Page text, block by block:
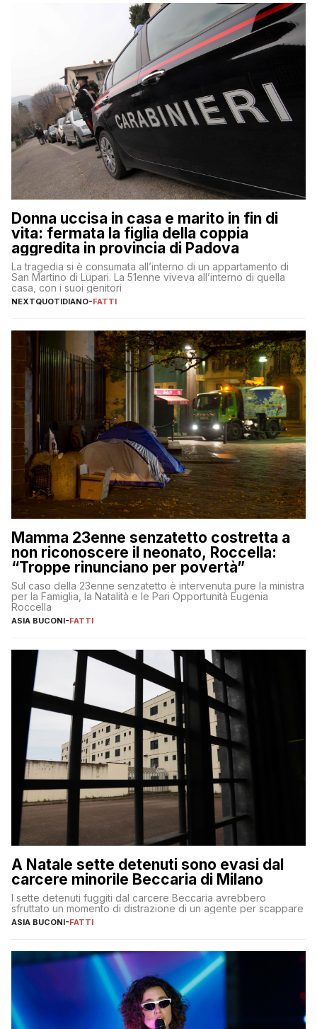
Donna uccisa in casa e marito in fin di
vita: fermata la figlia della coppia
aggredita in provincia di Padova
La tragedia si è consumata all’interno di un appartamento di
San Martino di Lupari. La 51enne viveva all’interno di quella
casa, con i suoi genitori
NEXTQUOTIDIANO-FATTI
Mamma 23enne senzatetto costretta a
non riconoscere il neonato, Roccella:
“Troppe rinunciano per povertà”
Sul caso della 23enne senzatetto è intervenuta pure la ministra
per la Famiglia, la Natalità e le Pari Opportunità Eugenia
Roccella
ASIA BUCONI-FATTI
A Natale sette detenuti sono evasi dal
carcere minorile Beccaria di Milano
I sette detenuti fuggiti dal carcere Beccaria avrebbero
sfruttato un momento di distrazione di un agente per scappare
ASIA BUCONI-FATTI